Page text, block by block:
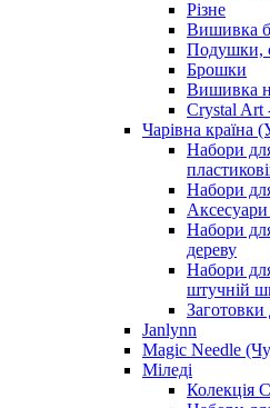
Різне
Вишивка
Подушки,
Брошки
Вишивка
Crystal Art
Чарівна країна
Набори
Набори
Аксесуари
Набори
дереву
Набори
штучній
Janlynn
Magic Needle
Міледі
Колекція